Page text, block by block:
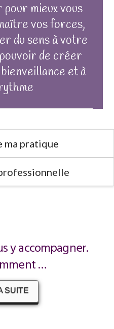
mieux vous
vos forces,
du sens à votre
de créer
et à
ma pratique
y accompagner.
…
SUITE